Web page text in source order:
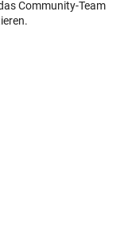
Community-Team